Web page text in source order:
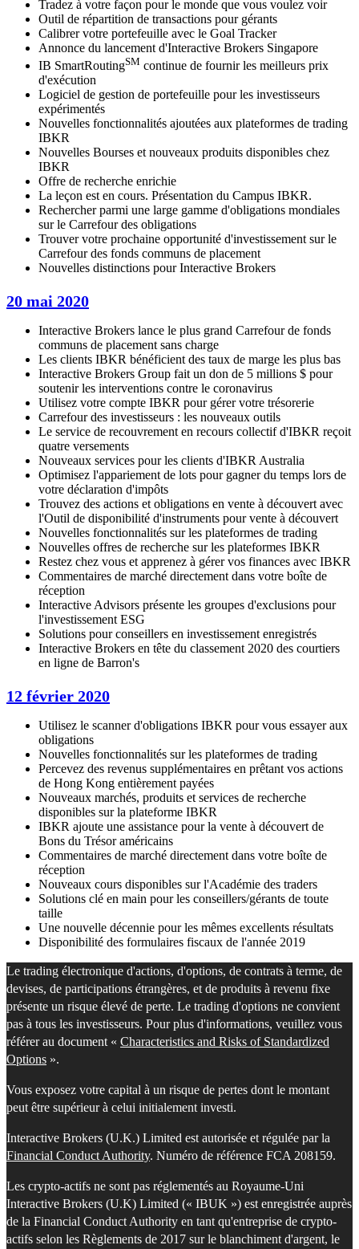
Tradez à votre façon pour le monde que vous voulez voir
Outil de répartition de transactions pour gérants
Calibrer votre portefeuille avec le Goal Tracker
Annonce du lancement d'Interactive Brokers Singapore
IB SmartRoutingSM continue de fournir les meilleurs prix
d'exécution
Logiciel de gestion de portefeuille pour les investisseurs
expérimentés
Nouvelles fonctionnalités ajoutées aux plateformes de trading
IBKR
Nouvelles Bourses et nouveaux produits disponibles chez
IBKR
Offre de recherche enrichie
La leçon est en cours. Présentation du Campus IBKR.
Rechercher parmi une large gamme d'obligations mondiales
sur le Carrefour des obligations
Trouver votre prochaine opportunité d'investissement sur le
Carrefour des fonds communs de placement
Nouvelles distinctions pour Interactive Brokers
20 mai 2020
Interactive Brokers lance le plus grand Carrefour de fonds
communs de placement sans charge
Les clients IBKR bénéficient des taux de marge les plus bas
Interactive Brokers Group fait un don de 5 millions $ pour
soutenir les interventions contre le coronavirus
Utilisez votre compte IBKR pour gérer votre trésorerie
Carrefour des investisseurs : les nouveaux outils
Le service de recouvrement en recours collectif d'IBKR reçoit
quatre versements
Nouveaux services pour les clients d'IBKR Australia
Optimisez l'appariement de lots pour gagner du temps lors de
votre déclaration d'impôts
Trouvez des actions et obligations en vente à découvert avec
l'Outil de disponibilité d'instruments pour vente à découvert
Nouvelles fonctionnalités sur les plateformes de trading
Nouvelles offres de recherche sur les plateformes IBKR
Restez chez vous et apprenez à gérer vos finances avec IBKR
Commentaires de marché directement dans votre boîte de
réception
Interactive Advisors présente les groupes d'exclusions pour
l'investissement ESG
Solutions pour conseillers en investissement enregistrés
Interactive Brokers en tête du classement 2020 des courtiers
en ligne de Barron's
12 février 2020
Utilisez le scanner d'obligations IBKR pour vous essayer aux
obligations
Nouvelles fonctionnalités sur les plateformes de trading
Percevez des revenus supplémentaires en prêtant vos actions
de Hong Kong entièrement payées
Nouveaux marchés, produits et services de recherche
disponibles sur la plateforme IBKR
IBKR ajoute une assistance pour la vente à découvert de
Bons du Trésor américains
Commentaires de marché directement dans votre boîte de
réception
Nouveaux cours disponibles sur l'Académie des traders
Solutions clé en main pour les conseillers/gérants de toute
taille
Une nouvelle décennie pour les mêmes excellents résultats
Disponibilité des formulaires fiscaux de l'année 2019
Le trading électronique d'actions, d'options, de contrats à terme, de
devises, de participations étrangères, et de produits à revenu fixe
présente un risque élevé de perte. Le trading d'options ne convient
pas à tous les investisseurs. Pour plus d'informations, veuillez vous
référer au document « Characteristics and Risks of Standardized
Options ».
Vous exposez votre capital à un risque de pertes dont le montant
peut être supérieur à celui initialement investi.
Interactive Brokers (U.K.) Limited est autorisée et régulée par la
Financial Conduct Authority. Numéro de référence FCA 208159.
Les crypto-actifs ne sont pas réglementés au Royaume-Uni
Interactive Brokers (U.K) Limited (« IBUK ») est enregistrée auprès
de la Financial Conduct Authority en tant qu'entreprise de crypto-
actifs selon les Règlements de 2017 sur le blanchiment d'argent, le